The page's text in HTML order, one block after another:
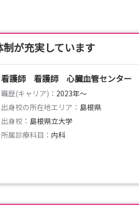
が充実しています
看護師 看護師 心臓血管センター
職歴(キャリア)： 2023年〜
出身校の所在地エリア： 島根県
出身校： 島根県立大学
所属診療科目： 内科